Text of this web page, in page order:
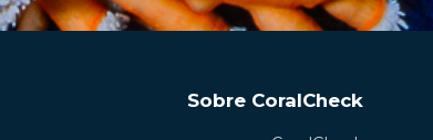
Sobre CoralCheck